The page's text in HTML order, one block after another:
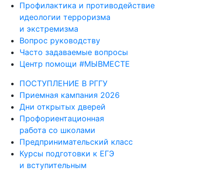
Профилактика и противодействие
идеологии терроризма
и экстремизма
Вопрос руководству
Часто задаваемые вопросы
Центр помощи #МЫВМЕСТЕ
ПОСТУПЛЕНИЕ В РГГУ
Приемная кампания 2026
Дни открытых дверей
Профориентационная
работа со школами
Предпринимательский класс
Курсы подготовки к ЕГЭ
и вступительным